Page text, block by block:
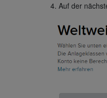
4. Auf der